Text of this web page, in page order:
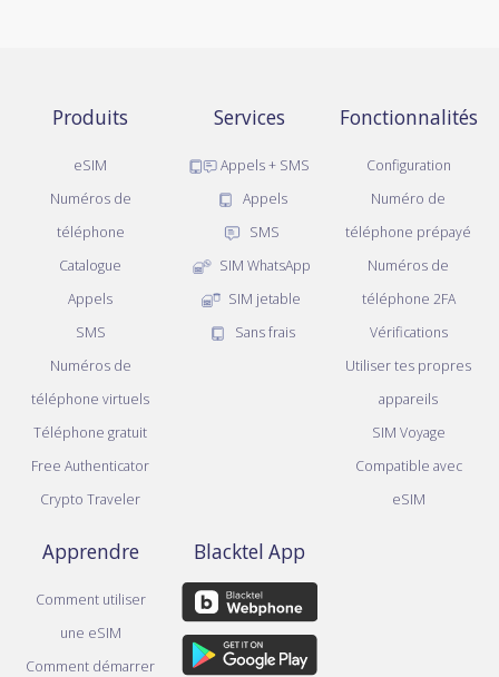
Produits
eSIM
Numéros de
téléphone
Catalogue
Appels
SMS
Numéros de
téléphone virtuels
Téléphone gratuit
Free Authenticator
Crypto Traveler
Services
Appels + SMS
Appels
SMS
SIM WhatsApp
SIM jetable
Sans frais
Fonctionnalités
Configuration
Numéro de
téléphone prépayé
Numéros de
téléphone 2FA
Vérifications
Utiliser tes propres
appareils
SIM Voyage
Compatible avec
eSIM
Apprendre
Comment utiliser
une eSIM
Comment démarrer
Blacktel App